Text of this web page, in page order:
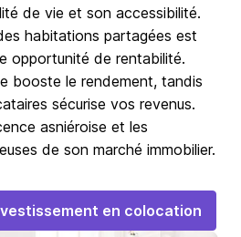
de vie et son accessibilité.
habitations partagées est
opportunité de rentabilité.
booste le rendement, tandis
sécurise vos revenus.
asniéroise et les
de son marché immobilier.
en colocation